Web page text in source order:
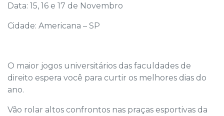
Data: 15, 16 e 17 de Novembro
Cidade: Americana – SP
O maior jogos universitários das faculdades de
direito espera você para curtir os melhores dias do
ano.
Vão rolar altos confrontos nas praças esportivas da